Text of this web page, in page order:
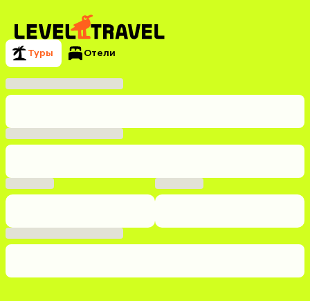
Туры Отели